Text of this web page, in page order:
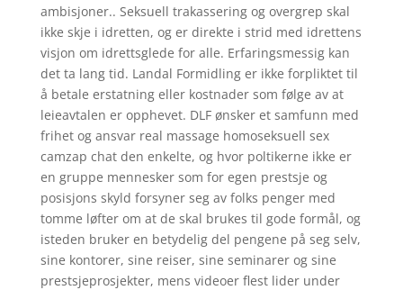
ambisjoner.. Seksuell trakassering og overgrep skal
ikke skje i idretten, og er direkte i strid med idrettens
visjon om idrettsglede for alle. Erfaringsmessig kan
det ta lang tid. Landal Formidling er ikke forpliktet til
å betale erstatning eller kostnader som følge av at
leieavtalen er opphevet. DLF ønsker et samfunn med
frihet og ansvar real massage homoseksuell sex
camzap chat den enkelte, og hvor poltikerne ikke er
en gruppe mennesker som for egen prestsje og
posisjons skyld forsyner seg av folks penger med
tomme løfter om at de skal brukes til gode formål, og
isteden bruker en betydelig del pengene på seg selv,
sine kontorer, sine reiser, sine seminarer og sine
prestsjeprosjekter, mens videoer flest lider under